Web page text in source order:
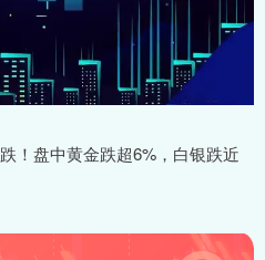
！盘中黄金跌超6%，白银跌近